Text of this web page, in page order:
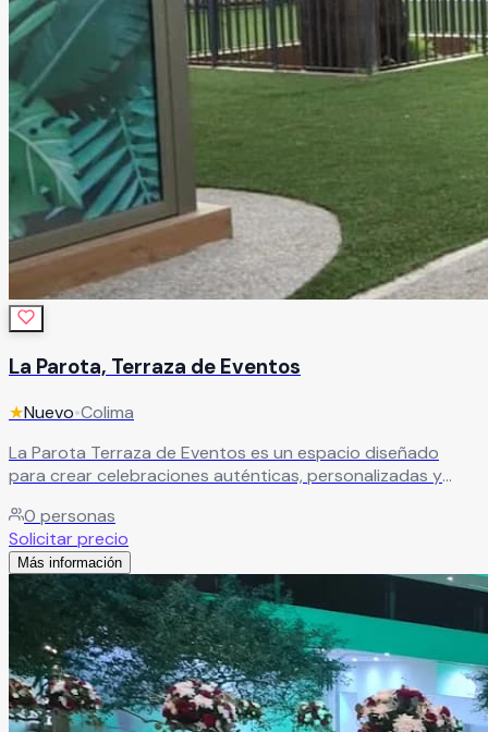
La Parota, Terraza de Eventos
★Nuevo•Colima
La Parota Terraza de Eventos es un espacio diseñado
para crear celebraciones auténticas, personalizadas y
transforma en una experiencia única, pensada para reflejar
el estilo, esencia y personalidad de cada celebración. Su
ambiente elegante y acogedor es ideal para bodas, XV
años, aniversarios, cumpleaños, reuniones familiares y
eventos sociales especiales.Leer más
0 personas
Solicitar precio
Más información